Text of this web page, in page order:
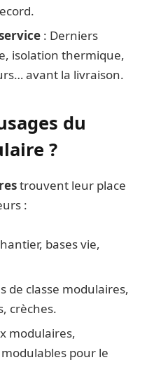
: Derniers
isolation thermique,
avant la livraison.
du
?
trouvent leur place
:
bases vie,
de classe modulaires,
crèches.
modulaires,
pour le